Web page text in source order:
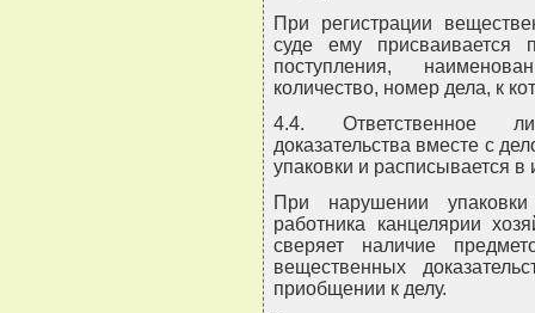
При регистрации
суде ему присваивается
поступления,
количество, номер дела, к
4.4. Ответственное
доказательства вместе с
упаковки и расписывается в
При нарушении
работника канцелярии
сверяет наличие
вещественных
приобщении к делу.